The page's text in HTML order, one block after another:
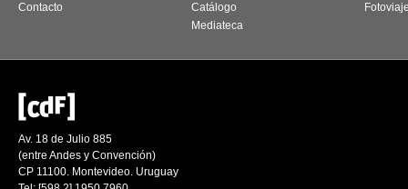
Contacto
Catálogo
Mediateca
Av. 18 de Julio 885
(entre Andes y Convención)
CP 11100. Montevideo. Uruguay